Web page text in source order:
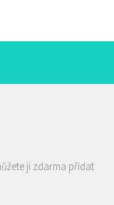
ji zdarma přidat